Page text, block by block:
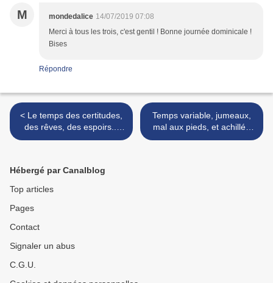
M mondedalice 14/07/2019 07:08
Merci à tous les trois, c'est gentil ! Bonne journée dominicale !
Bises
Répondre
< Le temps des certitudes,
des rêves, des espoirs...
The time of certainties,
Temps variable, jumeaux,
mal aux pieds, et achillée
millefeuille >
Hébergé par Canalblog
Top articles
Pages
Contact
Signaler un abus
C.G.U.